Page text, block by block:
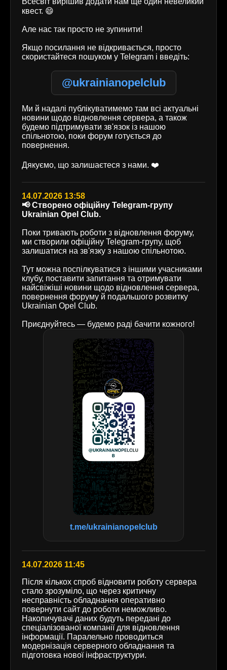
квест. 😄
Але нас так просто не зупинити!
Якщо посилання не відкривається, просто
скористайтеся пошуком у Telegram і введіть:
@ukrainianopelclub
Ми й надалі публікуватимемо там всі актуальні
новини щодо відновлення сервера, а також
будемо підтримувати зв'язок із нашою
спільнотою, поки форум готується до
повернення.
Дякуємо, що залишаєтеся з нами. ❤️
14.07.2026 13:58
📢 Створено офіційну Telegram-групу
Ukrainian Opel Club.
Поки тривають роботи з відновлення форуму,
ми створили офіційну Telegram-групу, щоб
залишатися на зв'язку з нашою спільнотою.
Тут можна поспілкуватися з іншими учасниками
клубу, поставити запитання та отримувати
найсвіжіші новини щодо відновлення сервера,
повернення форуму й подальшого розвитку
Ukrainian Opel Club.
Приєднуйтесь — будемо раді бачити кожного!
t.me/ukrainianopelclub
14.07.2026 11:45
Після кількох спроб відновити роботу сервера
стало зрозуміло, що через критичну
несправність обладнання оперативно
повернути сайт до роботи неможливо.
Накопичувачі даних будуть передані до
спеціалізованої компанії для відновлення
інформації. Паралельно проводиться
модернізація серверного обладнання та
підготовка нової інфраструктури.